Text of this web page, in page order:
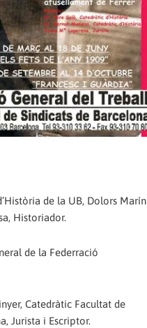
de la UB, Dolors Marín
Historiador.
de la Federració
Catedràtic Facultat de
Jurista i Escriptor.